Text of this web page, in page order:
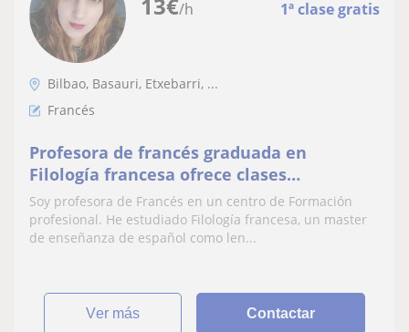
/h 1ª clase gratis
Bilbao, Basauri, Etxebarri, ...
Francés
Profesora de francés graduada en
Filología francesa ofrece clases
particulares
Soy profesora de Francés en un centro de Formación
profesional. He estudiado Filología francesa, un master
de enseñanza de español como len...
ver más Contactar